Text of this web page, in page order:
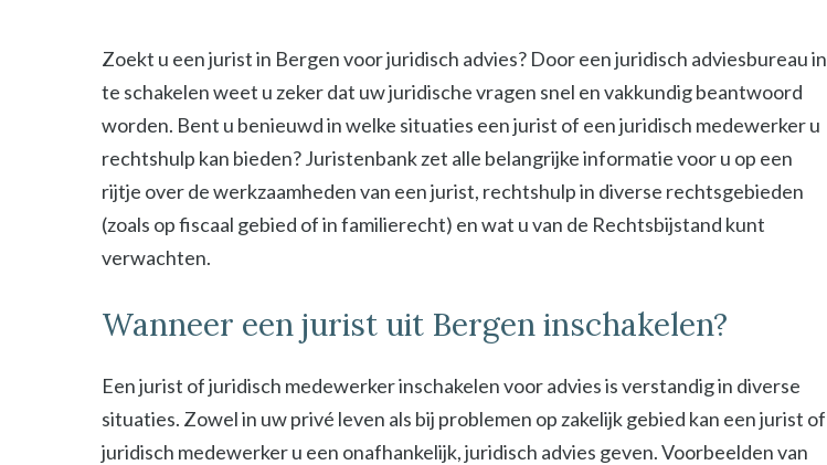
Zoekt u een jurist in Bergen voor juridisch advies? Door een juridisch adviesbureau in
te schakelen weet u zeker dat uw juridische vragen snel en vakkundig beantwoord
worden. Bent u benieuwd in welke situaties een jurist of een juridisch medewerker u
rechtshulp kan bieden? Juristenbank zet alle belangrijke informatie voor u op een
rijtje over de werkzaamheden van een jurist, rechtshulp in diverse rechtsgebieden
(zoals op fiscaal gebied of in familierecht) en wat u van de Rechtsbijstand kunt
verwachten.
Wanneer een jurist uit Bergen inschakelen?
Een jurist of juridisch medewerker inschakelen voor advies is verstandig in diverse
situaties. Zowel in uw privé leven als bij problemen op zakelijk gebied kan een jurist of
juridisch medewerker u een onafhankelijk, juridisch advies geven. Voorbeelden van